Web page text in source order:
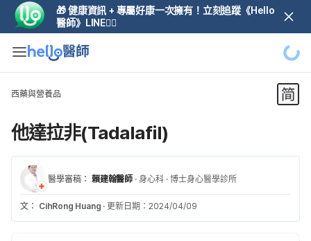
🎁 健康資訊 + 專屬好康一次擁有！立刻追蹤《Hello
醫師》LINE👆🏼
西藥與營養品
他達拉非(Tadalafil)
醫學審稿： 賴建翰醫師 · 身心科 · 博士身心醫學診所
文： CihRong Huang · 更新日期：2024/04/09